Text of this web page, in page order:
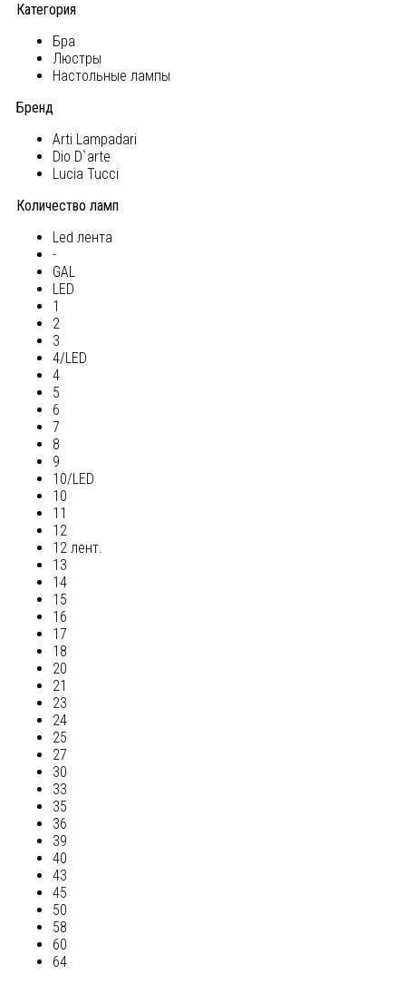
Категория
Бра
Люстры
Настольные лампы
Бренд
Arti Lampadari
Dio D`arte
Lucia Tucci
Количество ламп
Led лента
-
GAL
LED
1
2
3
4/LED
4
5
6
7
8
9
10/LED
10
11
12
12 лент.
13
14
15
16
17
18
20
21
23
24
25
27
30
33
35
36
39
40
43
45
50
58
60
64